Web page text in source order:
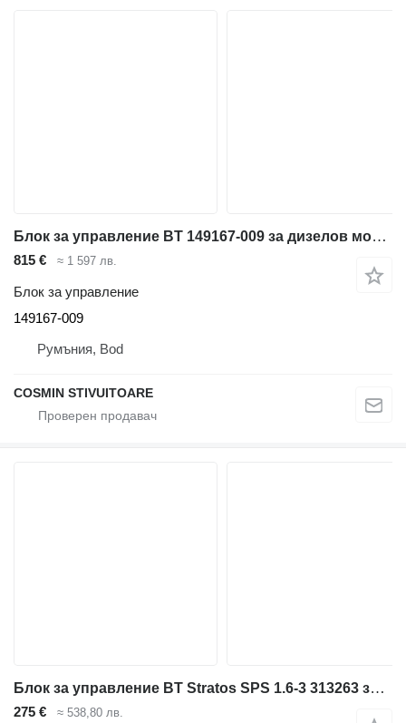
Блок за управление BT 149167-009 за дизелов мотокар
815 € ≈ 1 597 лв.
Блок за управление
149167-009
Румъния, Bod
COSMIN STIVUITOARE
Блок за управление BT Stratos SPS 1.6-3 313263 за складова техника BT Stratos SPS 1.6-3
275 € ≈ 538,80 лв.